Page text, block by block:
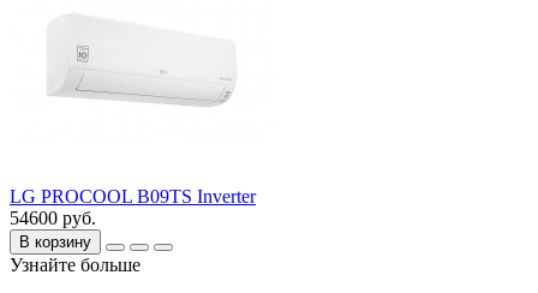
LG PROCOOL B09TS Inverter
54600 руб.
В корзину
Узнайте больше